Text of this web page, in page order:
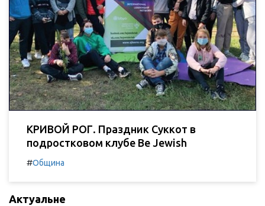
КРИВОЙ РОГ. Праздник Суккот в
подростковом клубе Be Jewish
#Община
Актуальне